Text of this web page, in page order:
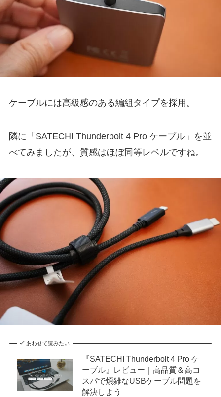
ケーブルには高級感のある編組タイプを採用。
隣に「SATECHI Thunderbolt 4 Pro ケーブル」を並
べてみましたが、質感はほぼ同等レベルですね。
あわせて読みたい
『SATECHI Thunderbolt 4 Pro ケ
ーブル』レビュー｜高品質＆高コ
スパで煩雑なUSBケーブル問題を
解決しよう